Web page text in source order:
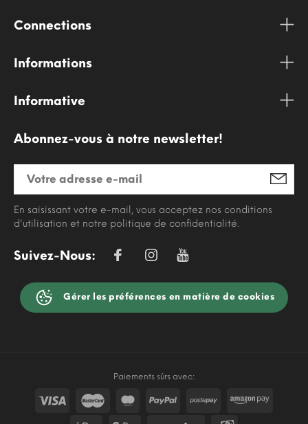
Connections
Informations
Informative
Abonnez-vous à notre newsletter!
En saisissant votre e-mail, vous acceptez nos conditions
d'utilisation et notre politique de confidentialité.
Suivez-Nous:
Gérer les préférences en matière de cookies
Paiements sûrs avec: